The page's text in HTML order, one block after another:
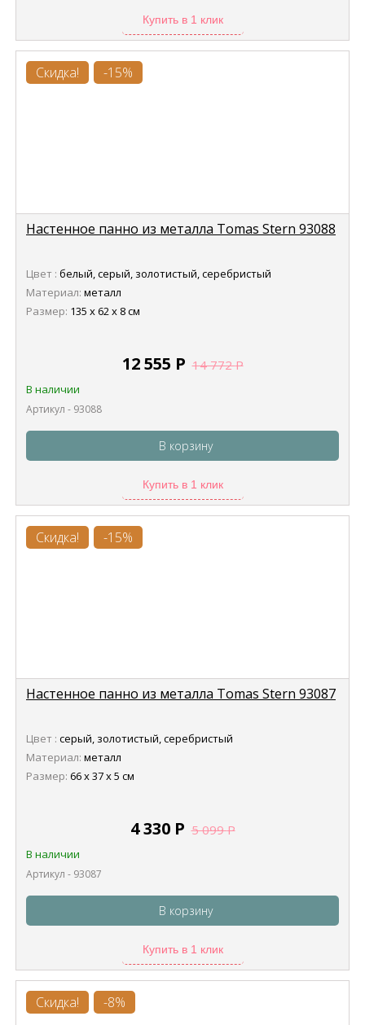
Купить в 1 клик
Скидка! -15%
Настенное панно из металла Tomas Stern 93088
Цвет : белый, серый, золотистый, серебристый
Материал: металл
Размер: 135 х 62 х 8 см
12 555 Р 14 772Р
В наличии
Артикул - 93088
В корзину
Купить в 1 клик
Скидка! -15%
Настенное панно из металла Tomas Stern 93087
Цвет : серый, золотистый, серебристый
Материал: металл
Размер: 66 х 37 х 5 см
4 330 Р 5 099Р
В наличии
Артикул - 93087
В корзину
Купить в 1 клик
Скидка! -8%